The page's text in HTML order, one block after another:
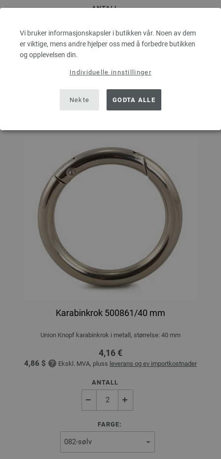
Vi bruker informasjonskapsler i butikken vår. Noen av dem
er viktige, mens andre hjelper oss med å forbedre butikken
og opplevelsen din.
Individuelle innstillinger
Nekte GODTA ALLE
ANTALL
Karabinkrok 500861/40 mm
Union Knopf karabinkrok i metall, størrelse: 40 mm
4,16 €
4,86 $ Ekskl. MVA, pluss leverans og ev importkostnader
ANTALL
FARGE: